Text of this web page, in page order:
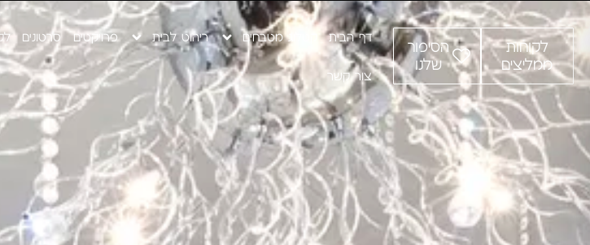
לקוחות
ממליצים
הסיפור
שלנו
דף הבית קטלוג מטבחים ריהוט לבית פרויקטים סרטונים
צור קשר